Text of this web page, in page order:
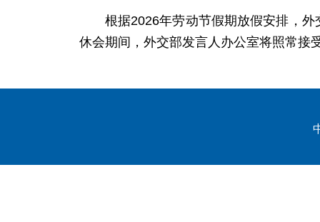
根据2026年劳动节假期放假安排，
休会期间，外交部发言人办公室将照常接